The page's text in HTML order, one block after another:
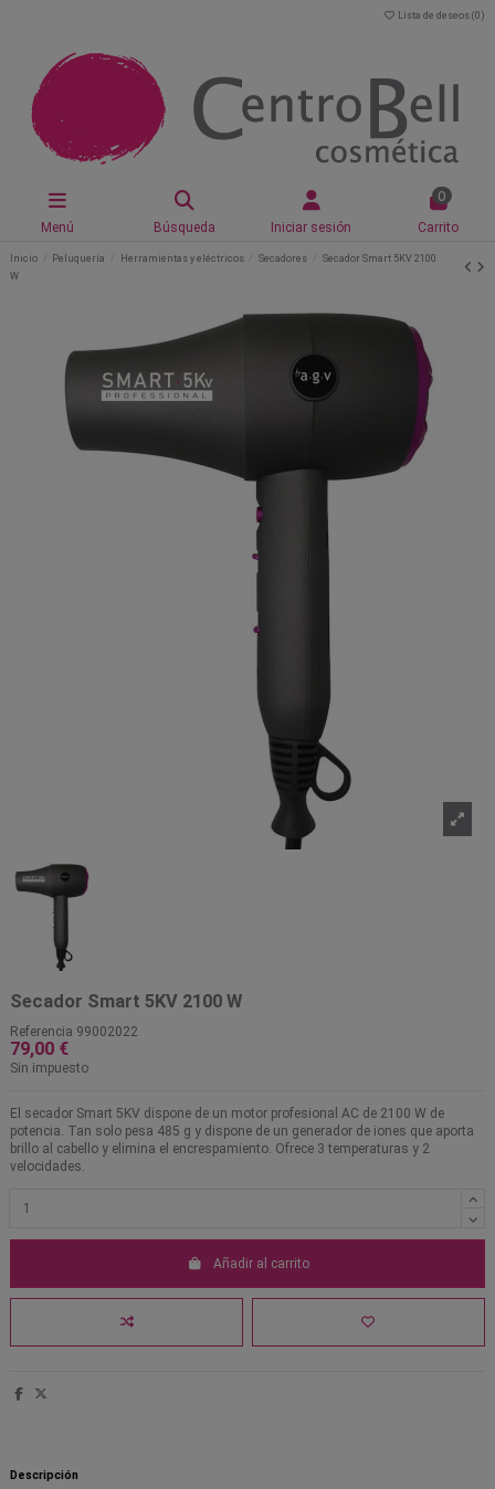
Lista de deseos (0 )
Menú Búsqueda Iniciar sesión
0
Carrito
Inicio Peluquería Herramientas y eléctricos Secadores
Secador Smart 5KV 2100
W
Secador Smart 5KV 2100 W
Referencia 99002022
79,00 €
Sin impuesto
El secador Smart 5KV dispone de un motor profesional AC de 2100 W de
potencia. Tan solo pesa 485 g y dispone de un generador de iones que aporta
brillo al cabello y elimina el encrespamiento. Ofrece 3 temperaturas y 2
velocidades.
Añadir al carrito
Descripción